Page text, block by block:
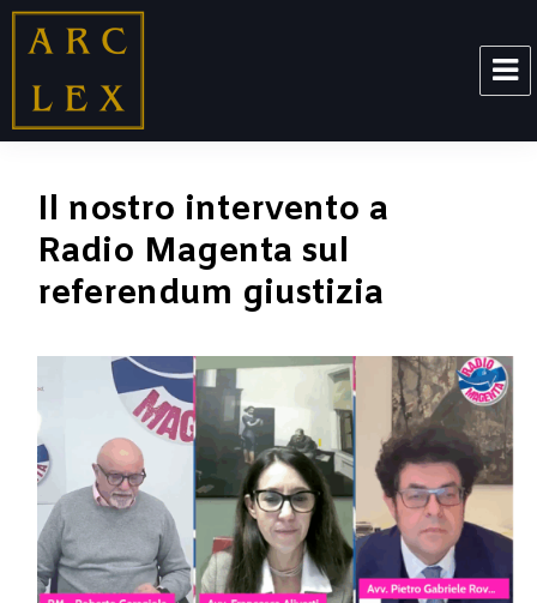
ARCLEX
Il nostro intervento a
Radio Magenta sul
referendum giustizia